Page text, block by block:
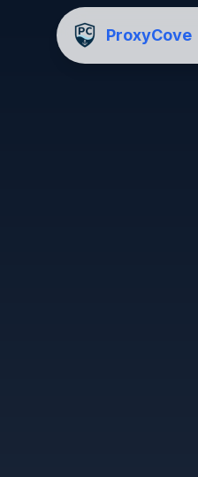
ProxyCove